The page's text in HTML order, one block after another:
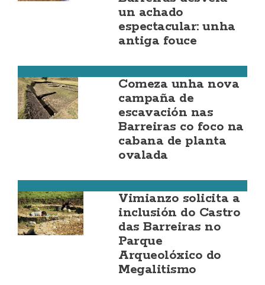
un achado
espectacular: unha
antiga fouce
Comeza unha nova
campaña de
escavación nas
Barreiras co foco na
cabana de planta
ovalada
Vimianzo solicita a
inclusión do Castro
das Barreiras no
Parque
Arqueolóxico do
Megalitismo